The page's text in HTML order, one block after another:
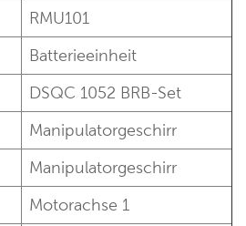
RMU101
Batterieeinheit
DSQC 1052 BRB-Set
Manipulatorgeschirr
Manipulatorgeschirr
Motorachse 1